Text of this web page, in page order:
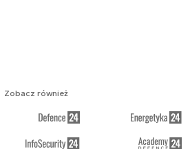
Zobacz również